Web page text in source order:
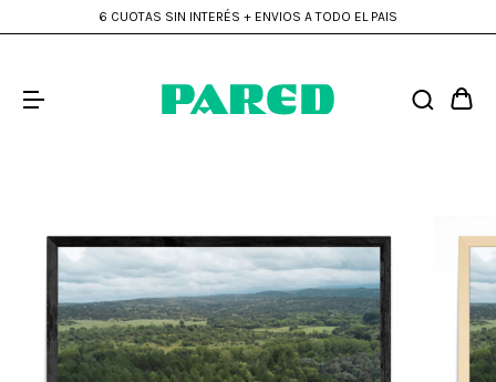
ENVÍO GRATIS a todo el país en compras mayores a $300mil